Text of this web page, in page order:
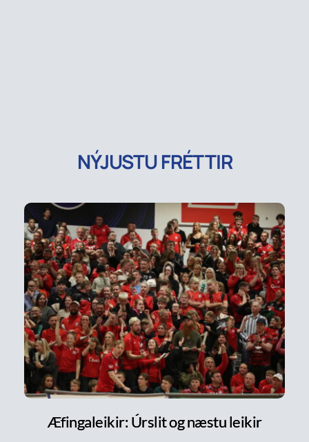
NÝJUSTU FRÉTTIR
Æfingaleikir: Úrslit og næstu leikir